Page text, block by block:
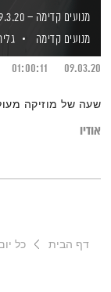
מנועים קדימה – 9.3.20
מנועים קדימה
09.03.20
01:00:11
שעה של מוזיקה
אודיו
דף הבית כל